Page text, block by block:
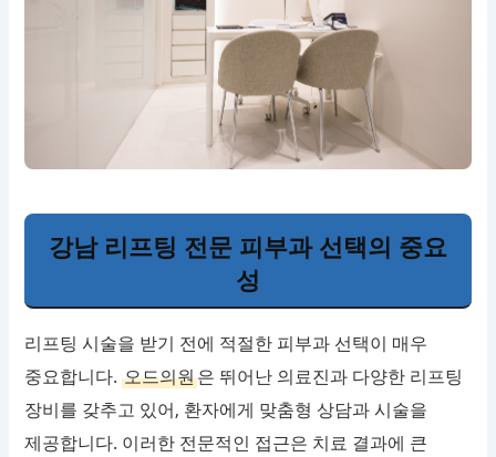
강남 리프팅 전문 피부과 선택의 중요
성
리프팅 시술을 받기 전에 적절한 피부과 선택이 매우
중요합니다.오드의원은 뛰어난 의료진과 다양한 리프팅
장비를 갖추고 있어, 환자에게 맞춤형 상담과 시술을
제공합니다. 이러한 전문적인 접근은 치료 결과에 큰